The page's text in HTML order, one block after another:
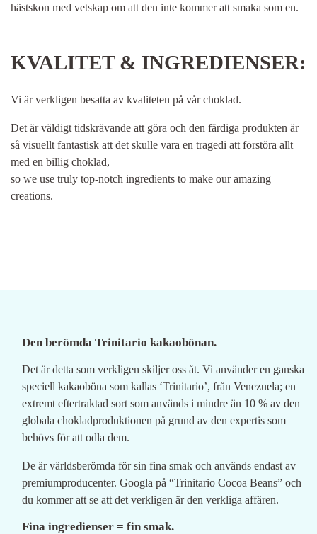
hästskon med vetskap om att den inte kommer att smaka som en.
KVALITET & INGREDIENSER:
Vi är verkligen besatta av kvaliteten på vår choklad.
Det är väldigt tidskrävande att göra och den färdiga produkten är
så visuellt fantastisk att det skulle vara en tragedi att förstöra allt
med en billig choklad,
so we use truly top-notch ingredients to make our amazing
creations.
Den berömda Trinitario kakaobönan.
Det är detta som verkligen skiljer oss åt. Vi använder en ganska
speciell kakaoböna som kallas ‘Trinitario’, från Venezuela; en
extremt eftertraktad sort som används i mindre än 10 % av den
globala chokladproduktionen på grund av den expertis som
behövs för att odla dem.
De är världsberömda för sin fina smak och används endast av
premiumproducenter. Googla på “Trinitario Cocoa Beans” och
du kommer att se att det verkligen är den verkliga affären.
Fina ingredienser = fin smak.